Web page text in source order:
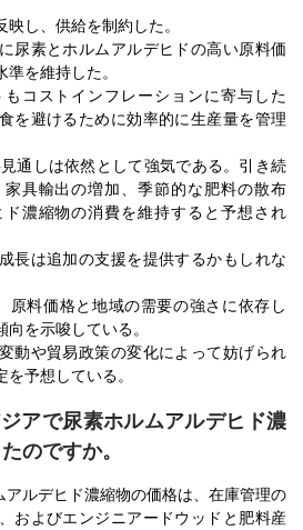
し、供給を制約した。
尿素とホルムアルデヒドの高い原料価
を維持した。
コストインフレーションに寄与した
を避けるために効率的に生産量を管理
通しは依然として強気である。引き続
具輸出の増加、季節的な肥料の散布
濃縮物の消費を維持すると予想され
長は追加の支援を提供するかもしれな
原料価格と地域の需要の強さに依存し
を示唆している。
動や貿易政策の変化によって妨げられ
予想している。
アで尿素ホルムアルデヒド濃
のですか。
ルデヒド濃縮物の価格は、在庫管理の
およびエンジニアードウッドと肥料産